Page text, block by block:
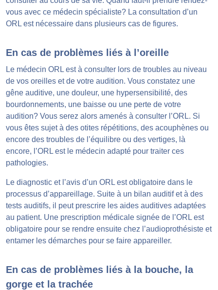
vous avec ce médecin spécialiste? La consultation d’un
ORL est nécessaire dans plusieurs cas de figures.
En cas de problèmes liés à l’oreille
Le médecin ORL est à consulter lors de troubles au niveau
de vos oreilles et de votre audition. Vous constatez une
gêne auditive, une douleur, une hypersensibilité, des
bourdonnements, une baisse ou une perte de votre
audition? Vous serez alors amenés à consulter l’ORL. Si
vous êtes sujet à des otites répétitions, des acouphènes ou
encore des troubles de l’équilibre ou des vertiges, là
encore, l’ORL est le médecin adapté pour traiter ces
pathologies.
Le diagnostic et l’avis d’un ORL est obligatoire dans le
processus d’appareillage. Suite à un bilan auditif et à des
tests auditifs, il peut prescrire les aides auditives adaptées
au patient. Une prescription médicale signée de l’ORL est
obligatoire pour se rendre ensuite chez l’audioprothésiste et
entamer les démarches pour se faire appareiller.
En cas de problèmes liés à la bouche, la
gorge et la trachée